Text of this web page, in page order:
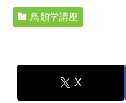
鳥類学講座
X